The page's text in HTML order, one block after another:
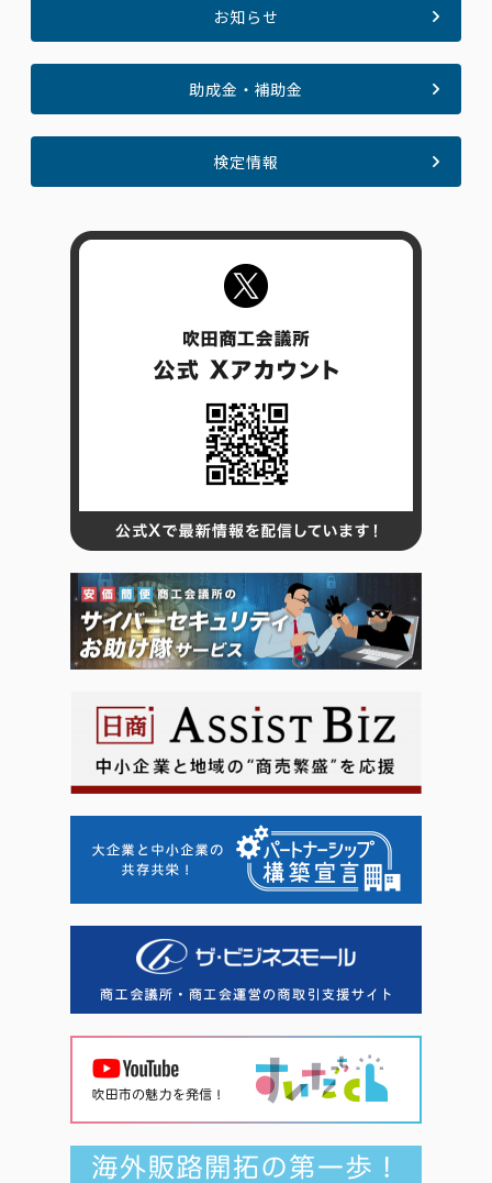
お知らせ
助成金・補助金
検定情報